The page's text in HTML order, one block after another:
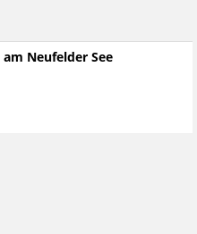
Neufelder See